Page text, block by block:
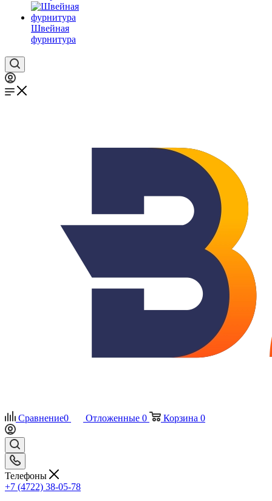
Швейная
фурнитура
Сравнение0 Отложенные 0 Корзина 0
Телефоны
+7 (4722) 38-05-78